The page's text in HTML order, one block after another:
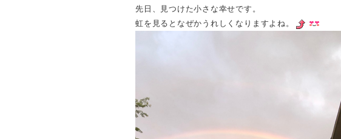
先日、見つけた小さな幸せです。
虹を見るとなぜかうれしくなりますよね。